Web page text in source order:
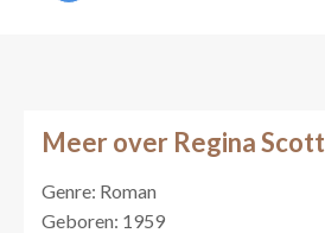
Meer over Regina Scott
Genre: Roman
Geboren: 1959